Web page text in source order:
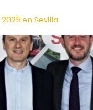
en Sevilla